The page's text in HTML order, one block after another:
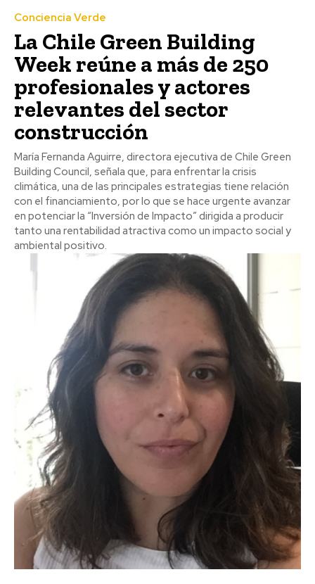
Conciencia Verde
La Chile Green Building
Week reúne a más de 250
profesionales y actores
relevantes del sector
construcción
María Fernanda Aguirre, directora ejecutiva de Chile Green
Building Council, señala que, para enfrentar la crisis
climática, una de las principales estrategias tiene relación
con el financiamiento, por lo que se hace urgente avanzar
en potenciar la “Inversión de Impacto” dirigida a producir
tanto una rentabilidad atractiva como un impacto social y
ambiental positivo.